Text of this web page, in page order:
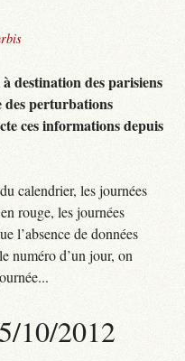
destination des parisiens
des perturbations
ces informations depuis
calendrier, les journées
rouge, les journées
l’absence de données
numéro d’un jour, on
10/2012